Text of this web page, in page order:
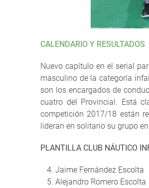
CALENDARIO Y RESULTADOS
Nuevo capítulo en el serial
masculino de la categoría
son los encargados de
cuatro del Provincial. Está
competición 2017/18 están
lideran en solitario su grupo
PLANTILLA CLUB NÁUTICO
Jaime Fernández Escolta
Alejandro Romero Escolta